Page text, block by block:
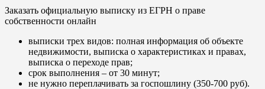
Заказать официальную выписку из ЕГРН о праве
собственности онлайн
выписки трех видов: полная информация об объекте
недвижимости, выписка о характеристиках и правах,
выписка о переходе прав;
срок выполнения – от 30 минут;
не нужно переплачивать за госпошлину (350-700 руб).